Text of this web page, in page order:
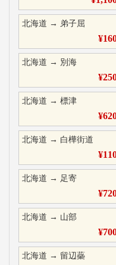
北海道 → 弟子屈
¥
北海道 → 別海
¥
北海道 → 標津
¥
北海道 → 白樺街道
¥
北海道 → 足寄
¥
北海道 → 山部
¥
北海道 → 留辺蘂